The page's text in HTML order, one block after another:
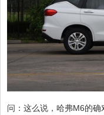
问：这么说，哈弗M6的